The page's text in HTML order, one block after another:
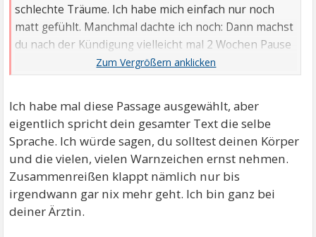
schlechte Träume. Ich habe mich einfach nur noch
matt gefühlt. Manchmal dachte ich noch: Dann machst
du nach der Kündigung vielleicht mal 2 Wochen Pause
und dann gehts weiter wie auch immer, aber die
meiste Zeit war ich nur noch hoffnungslos.
Ich habe mal diese Passage ausgewählt, aber
eigentlich spricht dein gesamter Text die selbe
Sprache. Ich würde sagen, du solltest deinen Körper
und die vielen, vielen Warnzeichen ernst nehmen.
Zusammenreißen klappt nämlich nur bis
irgendwann gar nix mehr geht. Ich bin ganz bei
deiner Ärztin.